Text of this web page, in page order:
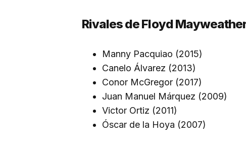
Rivales de Floyd
Manny Pacquiao (2015)
Canelo Álvarez (2013)
Conor McGregor (2017)
Juan Manuel Márquez (2009)
Victor Ortiz (2011)
Óscar de la Hoya (2007)